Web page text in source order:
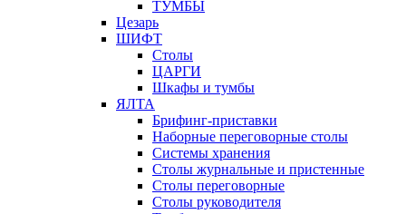
ТУМБЫ
Цезарь
ШИФТ
Столы
ЦАРГИ
Шкафы и тумбы
ЯЛТА
Брифинг-приставки
Наборные переговорные столы
Системы хранения
Столы журнальные и пристенные
Столы переговорные
Столы руководителя